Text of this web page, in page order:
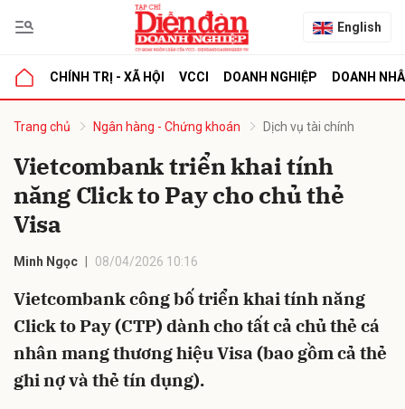
English
CHÍNH TRỊ - XÃ HỘI VCCI DOANH NGHIỆP DOANH
Trang chủ Ngân hàng - Chứng khoán Dịch vụ tài chính
Vietcombank triển khai tính
năng Click to Pay cho chủ thẻ
Visa
Minh Ngọc 08/04/2026 10:16
Vietcombank công bố triển khai tính năng
Click to Pay (CTP) dành cho tất cả chủ thẻ cá
nhân mang thương hiệu Visa (bao gồm cả thẻ
ghi nợ và thẻ tín dụng).
luận
Hủy